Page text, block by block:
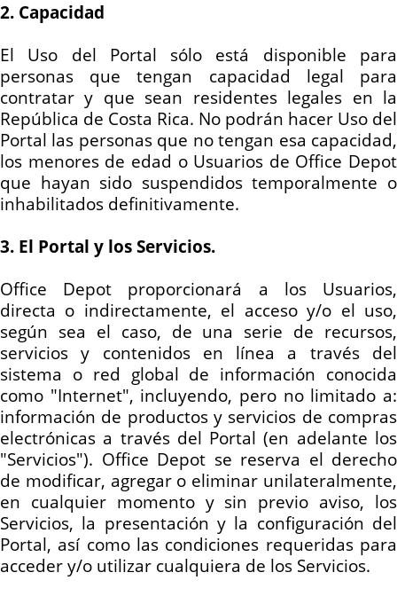
2. Capacidad
El Uso del Portal sólo está disponible para
personas que tengan capacidad legal para
contratar y que sean residentes legales en la
República de Costa Rica. No podrán hacer Uso del
Portal las personas que no tengan esa capacidad,
los menores de edad o Usuarios de Office Depot
que hayan sido suspendidos temporalmente o
inhabilitados definitivamente.
3. El Portal y los Servicios.
Office Depot proporcionará a los Usuarios,
directa o indirectamente, el acceso y/o el uso,
según sea el caso, de una serie de recursos,
servicios y contenidos en línea a través del
sistema o red global de información conocida
como "Internet", incluyendo, pero no limitado a:
información de productos y servicios de compras
electrónicas a través del Portal (en adelante los
"Servicios"). Office Depot se reserva el derecho
de modificar, agregar o eliminar unilateralmente,
en cualquier momento y sin previo aviso, los
Servicios, la presentación y la configuración del
Portal, así como las condiciones requeridas para
acceder y/o utilizar cualquiera de los Servicios.